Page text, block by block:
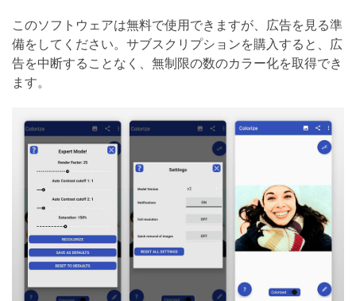
このソフトウェアは無料で使用できますが、広告を見る準
備をしてください。サブスクリプションを購入すると、広
告を中断することなく、無制限の数のカラー化を取得でき
ます。